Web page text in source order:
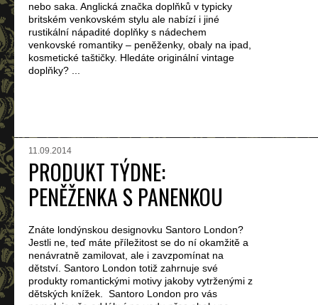
nebo saka. Anglická značka doplňků v typicky
britském venkovském stylu ale nabízí i jiné
rustikální nápadité doplňky s nádechem
venkovské romantiky – peněženky, obaly na ipad,
kosmetické taštičky. Hledáte originální vintage
doplňky? ...
11.09.2014
PRODUKT TÝDNE:
PENĚŽENKA S PANENKOU
Znáte londýnskou designovku Santoro London?
Jestli ne, teď máte příležitost se do ní okamžitě a
nenávratně zamilovat, ale i zavzpomínat na
dětství. Santoro London totiž zahrnuje své
produkty romantickými motivy jakoby vytrženými z
dětských knížek. Santoro London pro vás